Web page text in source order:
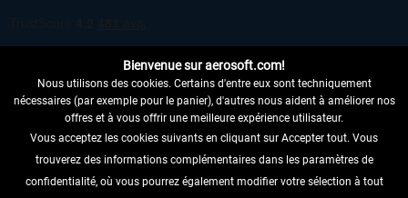
RENONCER AU CONTRAT ICI
INFORMATIONS
Bienvenue sur aerosoft.com!
Nous utilisons des cookies. Certains d'entre eux sont techniquement
nécessaires (par exemple pour le panier), d'autres nous aident à améliorer nos
offres et à vous offrir une meilleure expérience utilisateur.
Vous acceptez les cookies suivants en cliquant sur Accepter tout. Vous
trouverez des informations complémentaires dans les paramètres de
confidentialité, où vous pourrez également modifier votre sélection à tout